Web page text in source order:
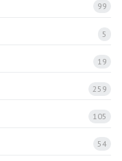
99
5
19
259
105
54